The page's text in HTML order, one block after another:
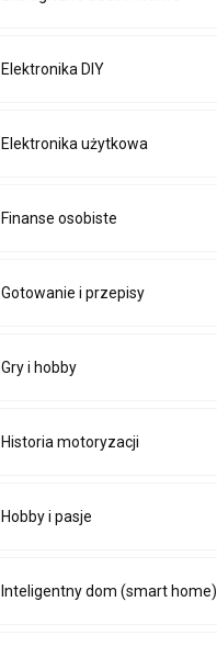
Elektronika DIY
Elektronika użytkowa
Finanse osobiste
Gotowanie i przepisy
Gry i hobby
Historia motoryzacji
Hobby i pasje
Inteligentny dom (smart home)